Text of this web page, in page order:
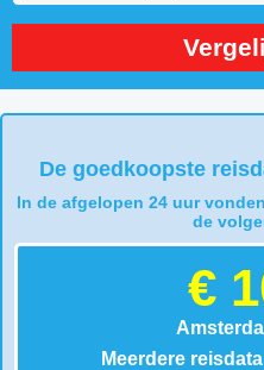
De goedkoopste
In de afgelopen 24 uur
de
€
Meerdere reisdata